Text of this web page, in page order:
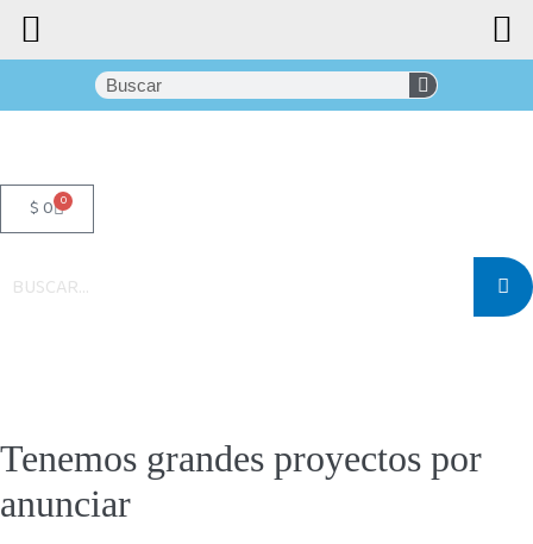
$0 0
Tenemos grandes proyectos por
anunciar